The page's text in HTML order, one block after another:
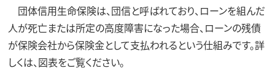
団体信用生命保険は、団信と呼ばれており、ローンを組んだ
人が死亡または所定の高度障害になった場合、ローンの残債
が保険会社から保険金として支払われるという仕組みです。詳
しくは、図表をご覧ください。